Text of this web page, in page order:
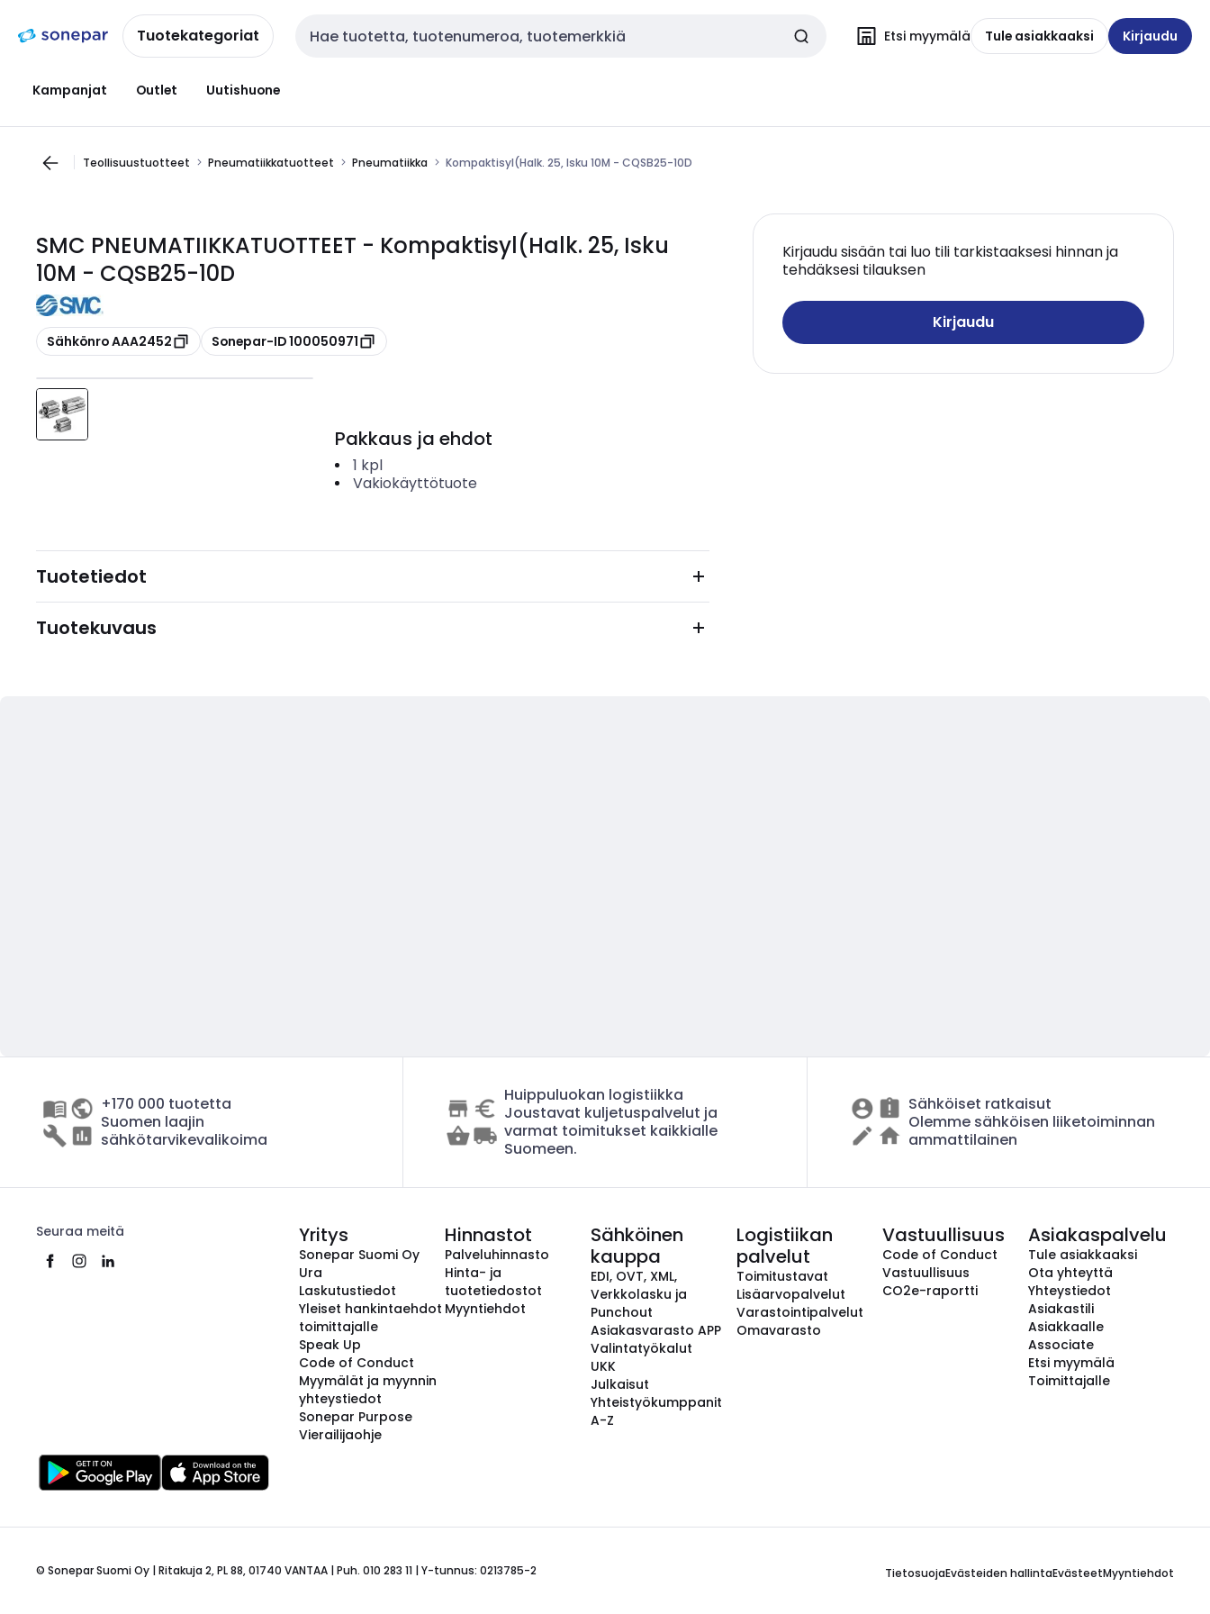
navigointiinsisältöönTuotekategoriat Haku Etsi myymälä Tule asiakkaaksi Kirjaudu
Kampanjat Outlet Uutishuone
Teollisuustuotteet Pneumatiikkatuotteet Pneumatiikka Kompaktisyl(Halk. 25, Isku 10M - CQSB25-10D
SMC PNEUMATIIKKATUOTTEET - Kompaktisyl(Halk. 25, Isku
10M - CQSB25-10D
Kopioi
Sähkönro AAA2452 Kopioi
Sonepar-ID 100050971
Kirjaudu sisään tai luo tili tarkistaaksesi hinnan ja
tehdäksesi tilauksen
Kirjaudu
Pakkaus ja ehdot
1 kpl
Vakiokäyttötuote
Tuotetiedot
Tuotekuvaus
+170 000 tuotetta
Suomen laajin
sähkötarvikevalikoima
Huippuluokan logistiikka
Joustavat kuljetuspalvelut ja
varmat toimitukset kaikkialle
Suomeen.
Sähköiset ratkaisut
Olemme sähköisen liiketoiminnan
ammattilainen
Seuraa meitä Yritys
Sonepar Suomi Oy
Ura
Laskutustiedot
Yleiset hankintaehdot
toimittajalle
Speak Up
Code of Conduct
Myymälät ja myynnin
yhteystiedot
Sonepar Purpose
Vierailijaohje
Hinnastot
Palveluhinnasto
Hinta- ja
tuotetiedostot
Myyntiehdot
Sähköinen
kauppa
EDI, OVT, XML,
Verkkolasku ja
Punchout
Asiakasvarasto APP
Valintatyökalut
UKK
Julkaisut
Yhteistyökumppanit
A-Z
Logistiikan
palvelut
Toimitustavat
Lisäarvopalvelut
Varastointipalvelut
Omavarasto
Vastuullisuus
Code of Conduct
Vastuullisuus
CO2e-raportti
Asiakaspalvelu
Tule asiakkaaksi
Ota yhteyttä
Yhteystiedot
Asiakastili
Asiakkaalle
Associate
Etsi myymälä
Toimittajalle
© Sonepar Suomi Oy | Ritakuja 2, PL 88, 01740 VANTAA | Puh. 010 283 11 | Y-tunnus: 0213785-2 TietosuojaEvästeiden hallintaEvästeetMyyntiehdot